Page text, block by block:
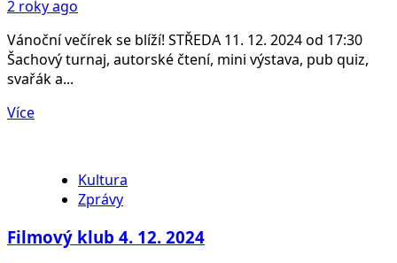
2 roky ago
Vánoční večírek se blíží! STŘEDA 11. 12. 2024 od 17:30
Šachový turnaj, autorské čtení, mini výstava, pub quiz,
svařák a...
Více
Kultura
Zprávy
Filmový klub 4. 12. 2024